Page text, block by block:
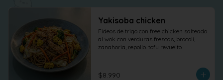
Yakisoba chicken
Fideos de trigo con free chicken salteado
al wok con verduras frescas, brocoli,
zanahoria, repollo. tofu revuelto
$8.990